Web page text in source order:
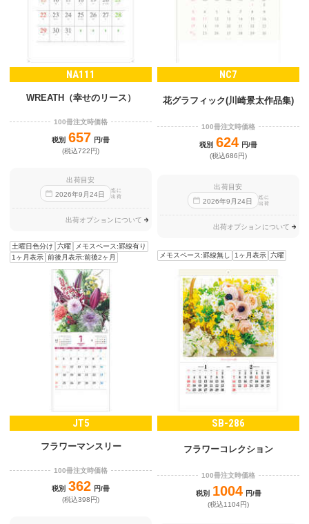
NA111
WREATH（幸せのリース）
100冊注文時価格
税別 657 円/冊
(税込722円)
出荷目安
2026年9 月24日
迄に
出荷
出荷オプションについて
土曜日色分け 六曜
メモスペース:罫線有り
1ヶ月表示 前後月表示:前後2ヶ月
NC7
花グラフィック(川崎景太作品集)
100冊注文時価格
税別 624 円/冊
(税込686円)
出荷目安
2026年9 月24日
迄に
出荷
出荷オプションについて
メモスペース:罫線無し 1ヶ月表示 六曜
JT5
フラワーマンスリー
100冊注文時価格
税別 362 円/冊
(税込398円)
SB-286
フラワーコレクション
100冊注文時価格
税別 1004 円/冊
(税込1104円)